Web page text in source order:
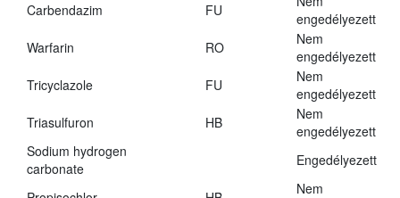
Carbendazim
FU
engedélyezett
Warfarin
RO
Nem
engedélyezett
Tricyclazole
FU
Nem
engedélyezett
Triasulfuron
HB
Nem
engedélyezett
Sodium hydrogen
carbonate
Engedélyezett
Nem